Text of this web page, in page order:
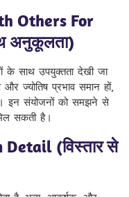
Others For
अनुकूलता)
के साथ उपयुक्तता देखी जा
ज्योतिष प्रभाव समान हों,
इन संयोजनों को समझने से
सकती है।
(विस्तार से